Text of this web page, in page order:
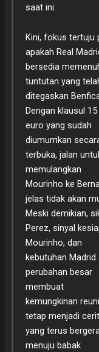
saat ini.
Kini, fokus tertuju
apakah Real
bersedia
tuntutan yang
ditegaskan
Dengan klausul
euro yang sudah
diumumkan
terbuka, jalan
memulangkan
Mourinho ke
jelas tidak akan
Meski demikian,
Perez, sinyal
Mourinho, dan
kebutuhan Madrid
perubahan besar
membuat
kemungkinan
tetap menjadi
yang terus
menuju babak